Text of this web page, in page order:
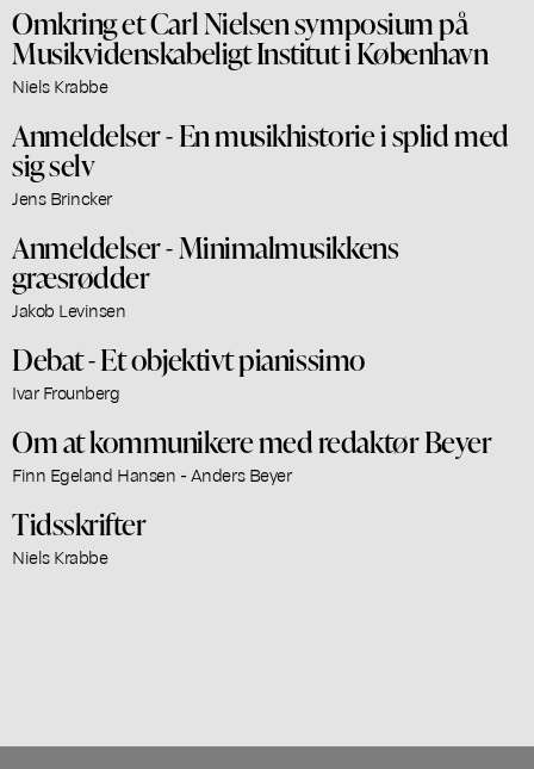
Omkring et Carl Nielsen symposium på
Musikvidenskabeligt Institut i København
Niels Krabbe
Anmeldelser - En musikhistorie i splid med
sig selv
Jens Brincker
Anmeldelser - Minimalmusikkens
græsrødder
Jakob Levinsen
Debat - Et objektivt pianissimo
Ivar Frounberg
Om at kommunikere med redaktør Beyer
Finn Egeland Hansen - Anders Beyer
Tidsskrifter
Niels Krabbe